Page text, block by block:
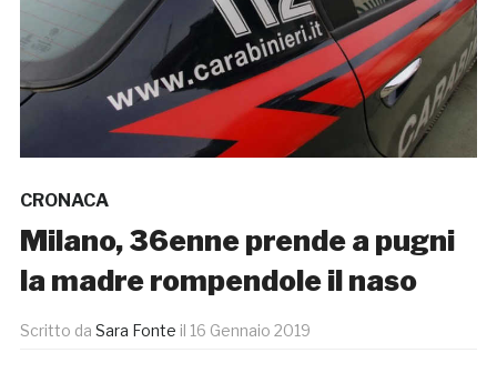
CRONACA
Milano, 36enne prende a pugni
la madre rompendole il naso
Scritto da Sara Fonte il 16 Gennaio 2019